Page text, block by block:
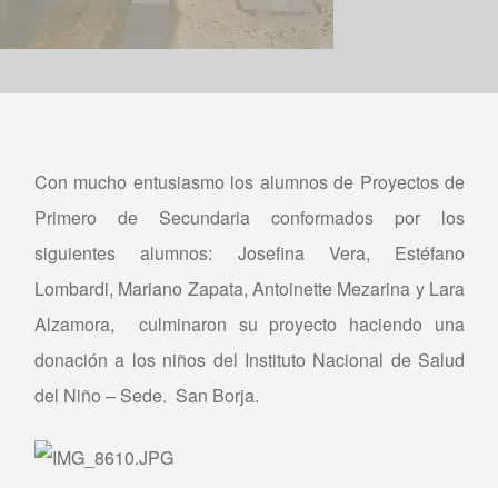
Con mucho entusiasmo los alumnos de Proyectos de
Primero de Secundaria conformados por los
siguientes alumnos: Josefina Vera, Estéfano
Lombardi, Mariano Zapata, Antoinette Mezarina y Lara
Alzamora, culminaron su proyecto haciendo una
donación a los niños del Instituto Nacional de Salud
del Niño – Sede. San Borja.